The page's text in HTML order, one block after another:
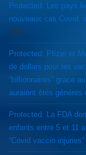
Protected: Les pays
nouveaux cas Covid:
2021
Protected: Pfizer et
de dollars pour les
“billionnaires” grace
auraient étés générés
Protected: La FDA
enfants entre 5 et 11
“Covid vaccin